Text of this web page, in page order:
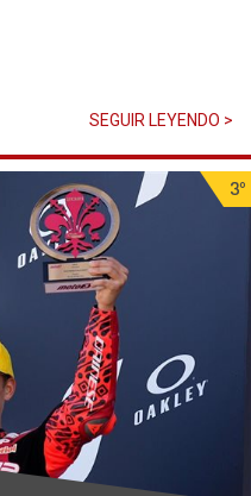
SEGUIR LEYENDO >
3º